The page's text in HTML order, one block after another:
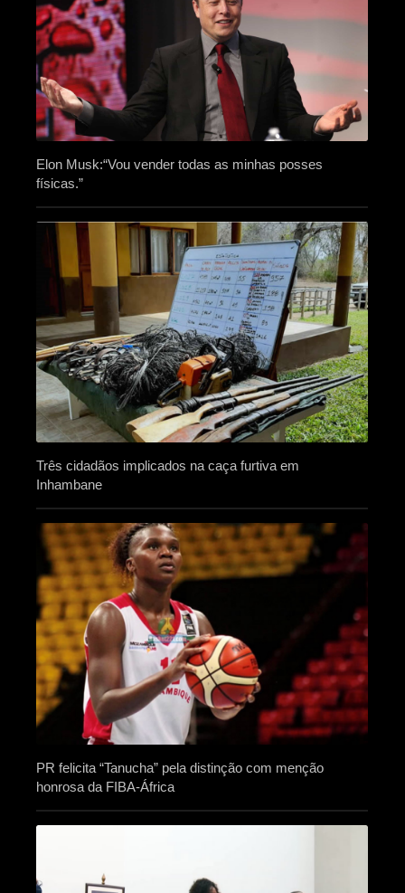
Elon Musk:“Vou vender todas as minhas posses
físicas.”
Três cidadãos implicados na caça furtiva em
Inhambane
PR felicita “Tanucha” pela distinção com menção
honrosa da FIBA-África